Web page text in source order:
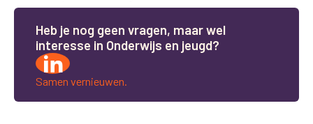
Heb je nog geen vragen, maarwel
interesse in Onderwijs en jeugd?
Samen vernieuwen.